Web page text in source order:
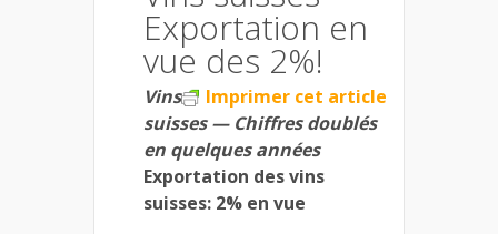
Exportation en
vue des 2%!
Imprimer cet article
Vins
suisses — Chiffres doublés
en quelques années
Exportation des vins
suisses: 2% en vue